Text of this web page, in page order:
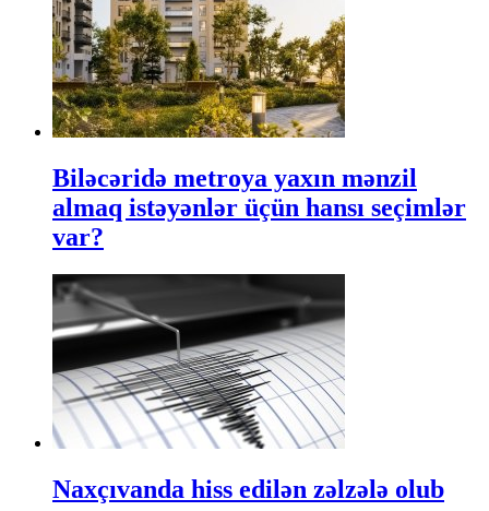
Biləcəridə metroya yaxın mənzil
almaq istəyənlər üçün hansı seçimlər
var?
Naxçıvanda hiss edilən zəlzələ olub